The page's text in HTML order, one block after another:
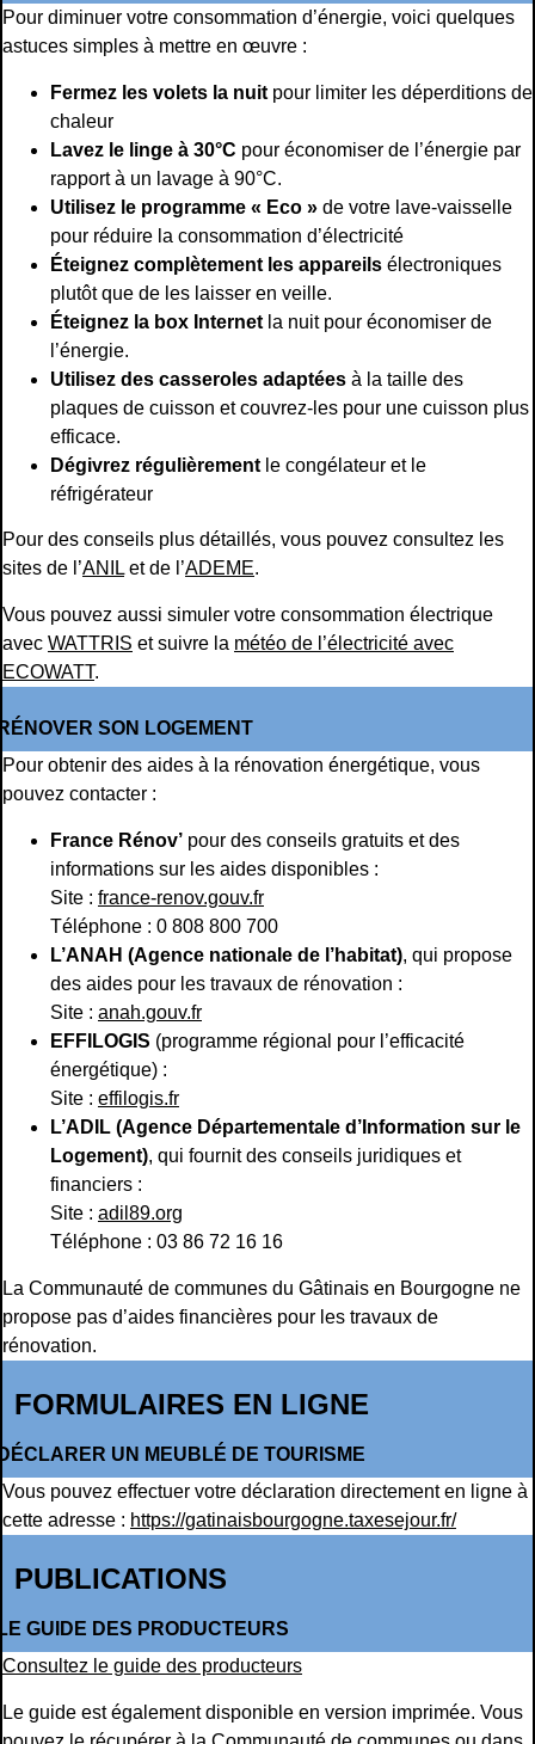
Pour diminuer votre consommation d’énergie, voici quelques
astuces simples à mettre en œuvre :
Fermez les volets la nuit pour limiter les déperditions de
chaleur
Lavez le linge à 30°C pour économiser de l’énergie par
rapport à un lavage à 90°C.
Utilisez le programme « Eco » de votre lave-vaisselle
pour réduire la consommation d’électricité
Éteignez complètement les appareils électroniques
plutôt que de les laisser en veille.
Éteignez la box Internet la nuit pour économiser de
l’énergie.
Utilisez des casseroles adaptées à la taille des
plaques de cuisson et couvrez-les pour une cuisson plus
efficace.
Dégivrez régulièrement le congélateur et le
réfrigérateur
Pour des conseils plus détaillés, vous pouvez consultez les
sites de l’ANIL et de l’ADEME.
Vous pouvez aussi simuler votre consommation électrique
avec WATTRIS et suivre la météo de l’électricité avec
ECOWATT.
SON LOGEMENT
Pour obtenir des aides à la rénovation énergétique, vous
pouvez contacter :
France Rénov’ pour des conseils gratuits et des
informations sur les aides disponibles :
Site : france-renov.gouv.fr
Téléphone : 0 808 800 700
L’ANAH (Agence nationale de l’habitat), qui propose
des aides pour les travaux de rénovation :
Site : anah.gouv.fr
EFFILOGIS (programme régional pour l’efficacité
énergétique) :
Site : effilogis.fr
L’ADIL (Agence Départementale d’Information sur le
Logement), qui fournit des conseils juridiques et
financiers :
Site : adil89.org
Téléphone : 03 86 72 16 16
La Communauté de communes du Gâtinais en Bourgogne ne
propose pas d’aides financières pour les travaux de
rénovation.
FORMULAIRES EN LIGNE
UN MEUBLÉ DE TOURISME
Vous pouvez effectuer votre déclaration directement en ligne à
cette adresse : https://gatinaisbourgogne.taxesejour.fr/
PUBLICATIONS
GUIDE DES PRODUCTEURS
Consultez le guide des producteurs
Le guide est également disponible en version imprimée. Vous